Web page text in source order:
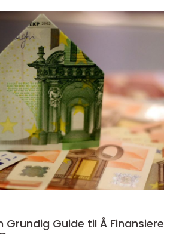
Grundig Guide til Å Finansiere